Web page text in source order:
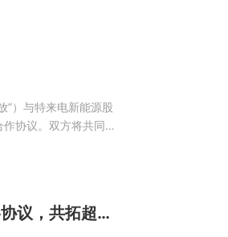
”）与特来电新能源股
协议。双方将共同致
巨湾技研与中铁二十五局签署战略协议，共拓超快充全产业链合作